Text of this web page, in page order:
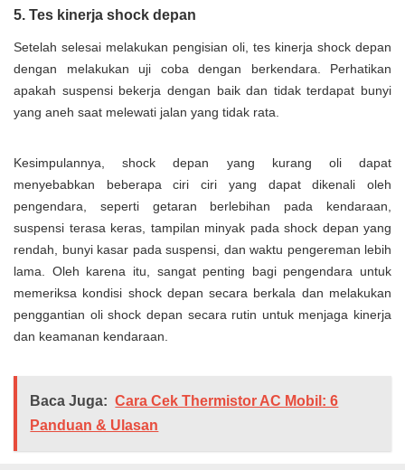
5. Tes kinerja shock depan
Setelah selesai melakukan pengisian oli, tes kinerja shock depan
dengan melakukan uji coba dengan berkendara. Perhatikan
apakah suspensi bekerja dengan baik dan tidak terdapat bunyi
yang aneh saat melewati jalan yang tidak rata.
Kesimpulannya, shock depan yang kurang oli dapat
menyebabkan beberapa ciri ciri yang dapat dikenali oleh
pengendara, seperti getaran berlebihan pada kendaraan,
suspensi terasa keras, tampilan minyak pada shock depan yang
rendah, bunyi kasar pada suspensi, dan waktu pengereman lebih
lama. Oleh karena itu, sangat penting bagi pengendara untuk
memeriksa kondisi shock depan secara berkala dan melakukan
penggantian oli shock depan secara rutin untuk menjaga kinerja
dan keamanan kendaraan.
Baca Juga: Cara Cek Thermistor AC Mobil: 6
Panduan & Ulasan